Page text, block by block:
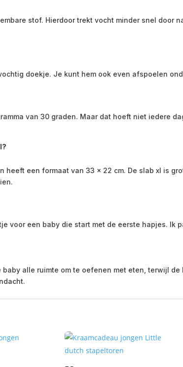
stof. Hierdoor trekt vocht minder snel door
doekje. Je kunt hem ook even afspoelen
van 30 graden. Maar dat hoeft niet iedere
heeft een formaat van 33 x 22 cm. De slab xl is
voor een baby die start met de eerste hapjes. Ik
alle ruimte om te oefenen met eten, terwijl de